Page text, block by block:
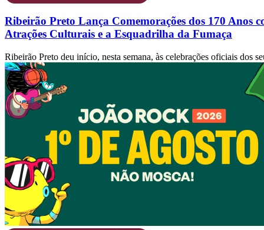
Ribeirão Preto Lança Comemorações dos 170 Anos
Atrações Culturais e a Esquadrilha da Fumaça
Ribeirão Preto deu início, nesta semana, às celebrações oficiais dos